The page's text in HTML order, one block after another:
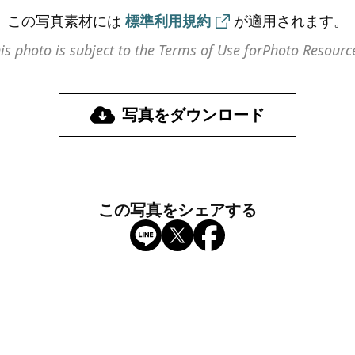
この写真素材には 標準利用規約 が適用されます。
photo is subject to the Terms of Use forPhoto
写真をダウンロード
この写真をシェアする